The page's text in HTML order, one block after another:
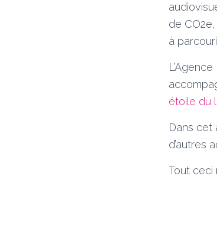
de
à
étoile du
Dans cet
d’autres
Tout ceci